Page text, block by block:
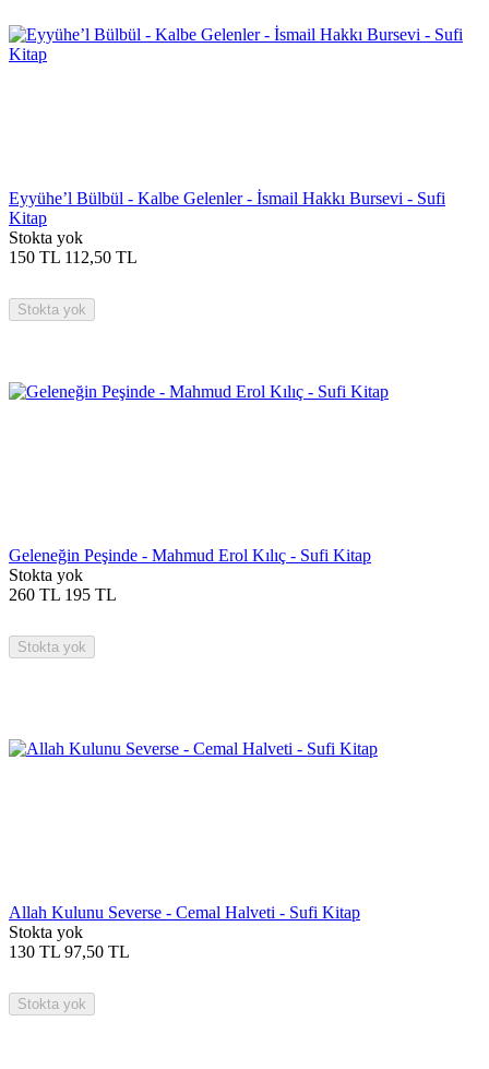
Eyyühe’l Bülbül - Kalbe Gelenler - İsmail Hakkı Bursevi - Sufi
Kitap
Stokta yok
150 TL 112,50 TL
Stokta yok
Geleneğin Peşinde - Mahmud Erol Kılıç - Sufi Kitap
Stokta yok
260 TL 195 TL
Stokta yok
Allah Kulunu Severse - Cemal Halveti - Sufi Kitap
Stokta yok
130 TL 97,50 TL
Stokta yok